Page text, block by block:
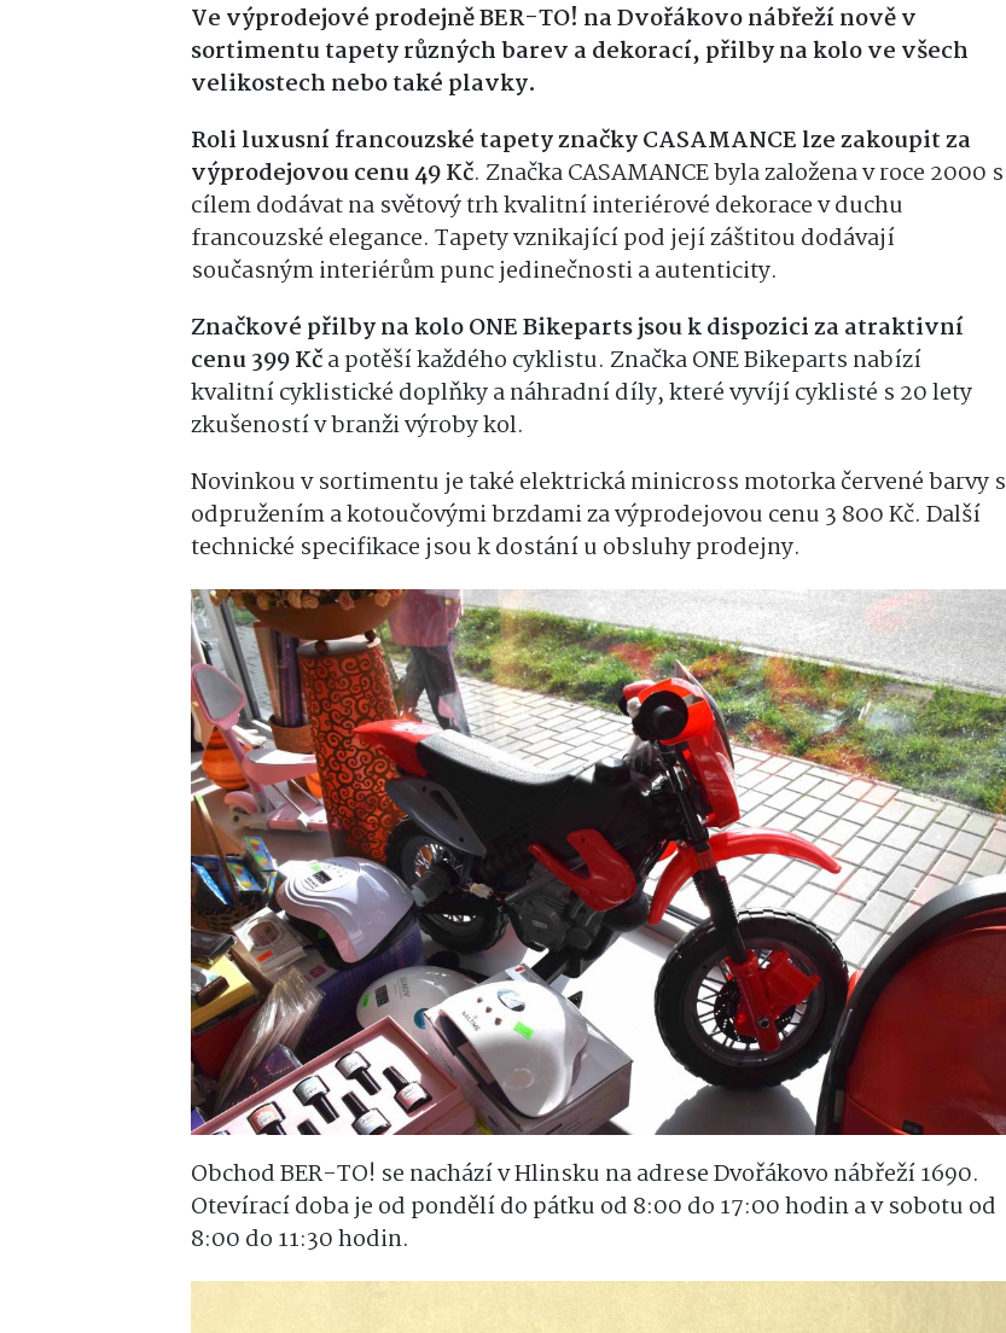
Ve výprodejové prodejně BER-TO! na Dvořákovo nábřeží nově v
sortimentu tapety různých barev a dekorací, přilby na kolo ve všech
velikostech nebo také plavky.
Roli luxusní francouzské tapety značky CASAMANCE lze zakoupit za
výprodejovou cenu 49 Kč. Značka CASAMANCE byla založena v roce 2000 s
cílem dodávat na světový trh kvalitní interiérové dekorace v duchu
francouzské elegance. Tapety vznikající pod její záštitou dodávají
současným interiérům punc jedinečnosti a autenticity.
Značkové přilby na kolo ONE Bikeparts jsou k dispozici za atraktivní
cenu 399 Kča potěší každého cyklistu. Značka ONE Bikeparts nabízí
kvalitní cyklistické doplňky a náhradní díly, které vyvíjí cyklisté s 20 lety
zkušeností v branži výroby kol.
Novinkou v sortimentu je také elektrická minicross motorka červené barvy s
odpružením a kotoučovými brzdami za výprodejovou cenu 3 800 Kč. Další
technické specifikace jsou k dostání u obsluhy prodejny.
Obchod BER-TO! se nachází v Hlinsku na adrese Dvořákovo nábřeží 1690.
Otevírací doba je od pondělí do pátku od 8:00 do 17:00 hodin a v sobotu od
8:00 do 11:30 hodin.